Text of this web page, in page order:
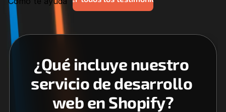
¿Qué incluye nuestro
servicio de desarrollo
web en Shopify?